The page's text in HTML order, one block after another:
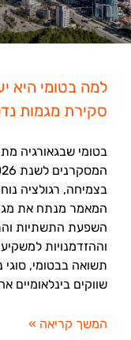
סקירת מגמות
בטומי שבגאורגיה
בצמיחה, רגולציה
המאמר מנתח את
השפעת התשתיות
וההזדמנויות
תשואה בבטומי, סוגי
שווקים בינלאומיים
המשך קריאה »